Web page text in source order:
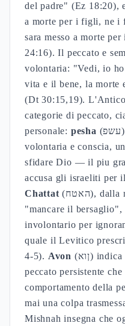
del padre" (Ez 18:20),
a morte per i figli, ne i
sara messo a morte
24:16). Il peccato e
volontaria: "Vedi, io
vita e il bene, la
(Dt 30:15,19).
categorie di peccato,
personale: pesha (עשפ) indica la ribellione
volontaria e conscia,
sfidare Dio — il piu
accusa gli israeliti per
Chattat (האטח), dalla radice che significa
"mancare il bersaglio",
involontario per
quale il Levitico
4-5). Avon (ןוא) indica l'iniquita radicata, il
peccato persistente
comportamento della
mai una colpa
Mishnah insegna che